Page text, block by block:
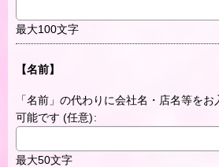
最大100文字
【名前】
「名前」の代わりに会社名・店名等を
可能です (任意):
最大50文字